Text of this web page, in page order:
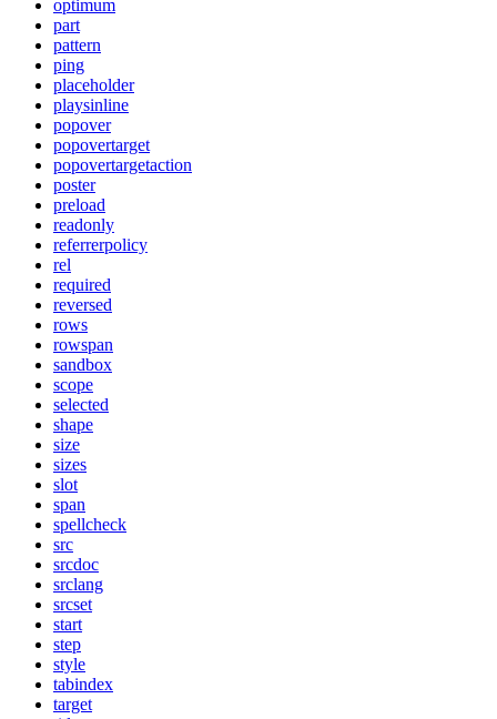
optimum
part
pattern
ping
placeholder
playsinline
popover
popovertarget
popovertargetaction
poster
preload
readonly
referrerpolicy
rel
required
reversed
rows
rowspan
sandbox
scope
selected
shape
size
sizes
slot
span
spellcheck
src
srcdoc
srclang
srcset
start
step
style
tabindex
target